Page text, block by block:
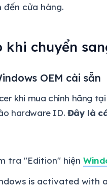
cửa hàng.
chuyển
OEM cài sẵn
khi mua chính hãng
hardware ID. Đây là
tra "Edition" hiện
is activated with